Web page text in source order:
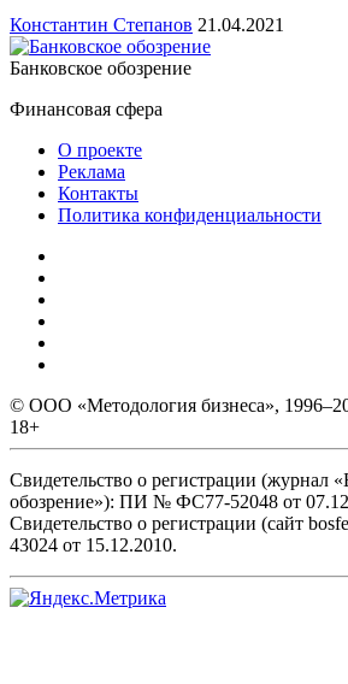
Константин Степанов 21.04.2021
Банковское обозрение
Финансовая сфера
О проекте
Реклама
Контакты
Политика конфиденциальности
© ООО «Методология бизнеса»,
18+
Свидетельство о регистрации (журнал
обозрение»): ПИ № ФС77-52048 от
Свидетельство о регистрации (сайт
43024 от 15.12.2010.